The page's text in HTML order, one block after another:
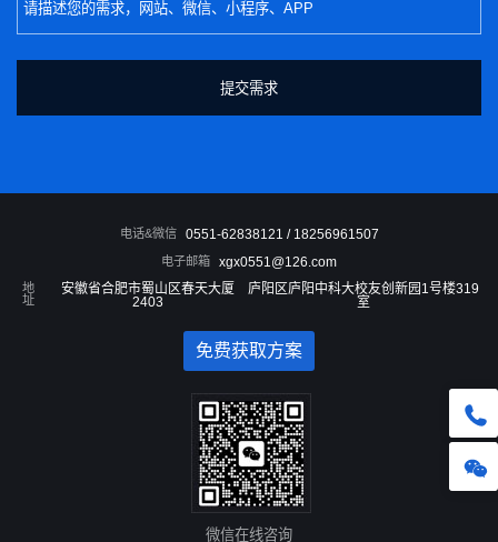
电话&微信 0551-62838121 / 18256961507
电子邮箱 xgx0551@126.com
地
址
安徽省合肥市蜀山区春天大厦
2403
庐阳区庐阳中科大校友创新园1号楼319
室
免费获取方案
微信在线咨询